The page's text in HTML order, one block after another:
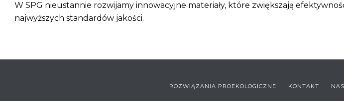
W SPG nieustannie rozwijamy innowacyjne materiały, które zwiększają
najwyższych standardów jakości.
ROZWIĄZANIA PROEKOLOGICZNE KONTAKT